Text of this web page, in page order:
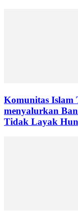
Komunitas Islam
menyalurkan
Tidak Layak